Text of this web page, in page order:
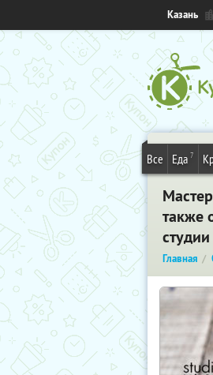
Казань
Все Еда 7
также
Главная